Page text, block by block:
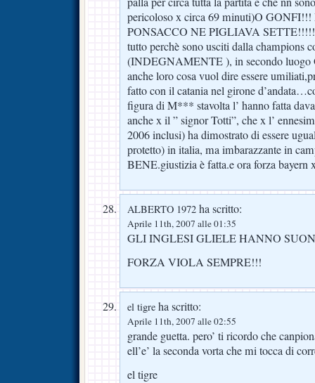
pericoloso x circa 69 minuti)O
PONSACCO NE PIGLIAVA
tutto perchè sono usciti dalla champions
(INDEGNAMENTE ), in secondo luogo
anche loro cosa vuol dire essere
fatto con il catania nel girone
figura di M*** stavolta l’ hanno fatta
anche x il ” signor Totti”, che x l’
2006 inclusi) ha dimostrato di essere
protetto) in italia, ma imbarazzante in
BENE.giustizia è fatta.e ora forza bayern
ALBERTO 1972 ha scritto:
Aprile 11th, 2007 alle 01:35
GLI INGLESI GLIELE HANNO
FORZA VIOLA SEMPRE!!!
el tigre ha scritto:
Aprile 11th, 2007 alle 02:55
grande guetta. pero’ ti ricordo che
ell’e’ la seconda vorta che mi tocca di
el tigre